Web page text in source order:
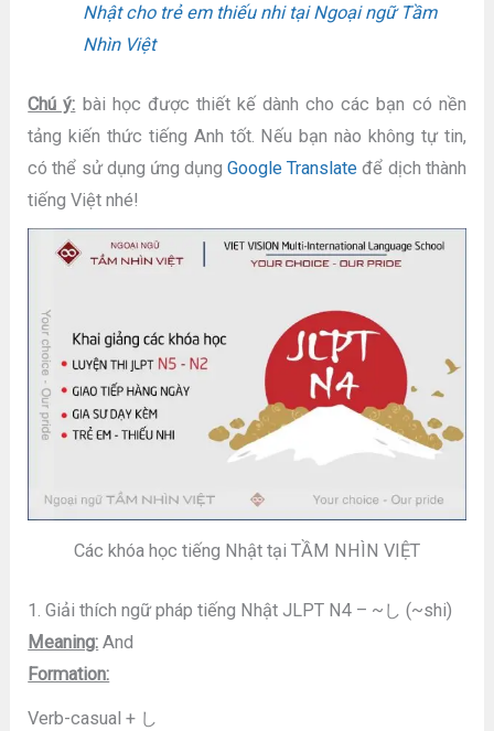
Nhật cho trẻ em thiếu nhi tại Ngoại ngữ Tầm
Nhìn Việt
Chú ý: bài học được thiết kế dành cho các bạn có nền
tảng kiến thức tiếng Anh tốt. Nếu bạn nào không tự tin,
có thể sử dụng ứng dụngGoogle Translate để dịch thành
tiếng Việt nhé!
Các khóa học tiếng Nhật tại TẦM NHÌN VIỆT
1. Giải thích ngữ pháp tiếng Nhật JLPT N4 – ~し (~shi)
Meaning: And
Formation:
Verb-casual + し